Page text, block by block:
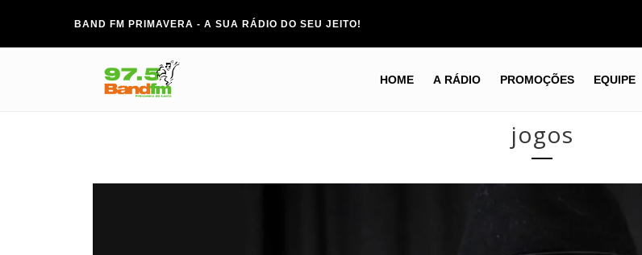
BAND FM PRIMAVERA - A SUA RÁDIO DO SEU JEITO!
HOME A RÁDIO PROMOÇÕES EQUIPE
jogos